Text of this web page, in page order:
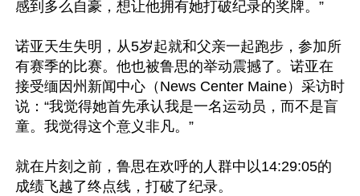
感到多么自豪，想让他拥有她打破纪录的奖牌。”
诺亚天生失明，从5岁起就和父亲一起跑步，参加所
有赛季的比赛。他也被鲁思的举动震撼了。诺亚在
接受缅因州新闻中心（News Center Maine）采访时
说：“我觉得她首先承认我是一名运动员，而不是盲
童。我觉得这个意义非凡。”
就在片刻之前，鲁思在欢呼的人群中以14:29:05的
成绩飞越了终点线，打破了纪录。